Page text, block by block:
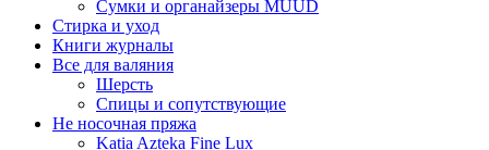
Сумки и органайзеры MUUD
Стирка и уход
Книги журналы
Все для валяния
Шерсть
Спицы и сопутствующие
Не носочная пряжа
Katia Azteka Fine Lux